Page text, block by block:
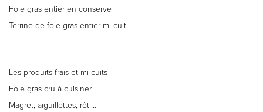
Foie gras entier en conserve
Terrine de foie gras entier mi-cuit
Les produits frais et mi-cuits
Foie gras cru à cuisiner
Magret, aiguillettes, rôti…